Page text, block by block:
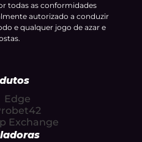
todas as conformidades
autorizado a conduzir
e qualquer jogo de azar e
Edge
Exchange